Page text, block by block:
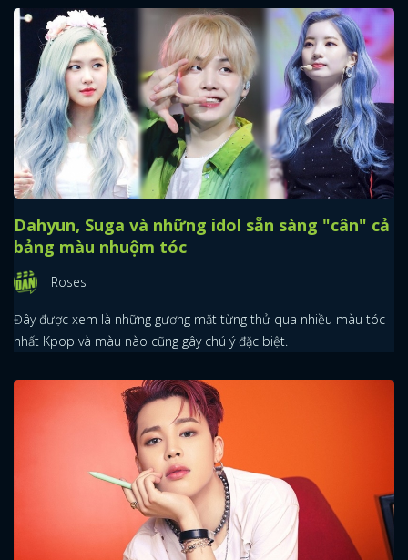
Dahyun, Suga và những idol sẵn sàng "cân" cả
bảng màu nhuộm tóc
Roses
Đây được xem là những gương mặt từng thử qua nhiều màu tóc
nhất Kpop và màu nào cũng gây chú ý đặc biệt.